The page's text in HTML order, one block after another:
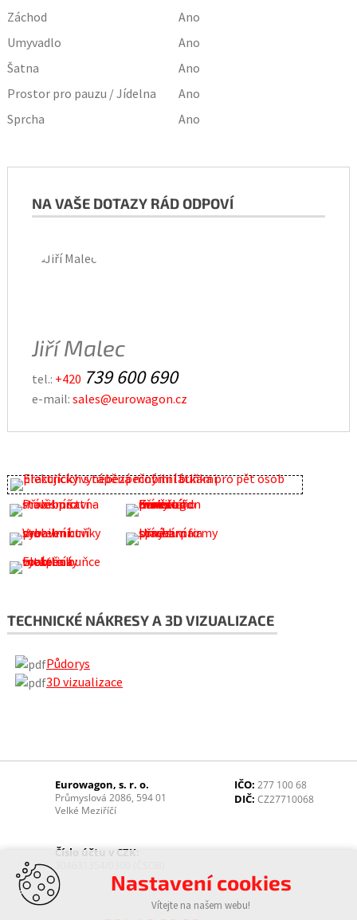
Záchod
Ano
Umyvadlo
Ano
Šatna
Ano
Prostor pro pauzu / Jídelna
Ano
Sprcha
Ano
NA VAŠE DOTAZY RÁD ODPOVÍ
Jiří Malec
tel.: +420 739 600 690
e-mail: sales@eurowagon.cz
TECHNICKÉ NÁKRESY A 3D VIZUALIZACE
Půdorys
3D vizualizace
Eurowagon, s. r. o.
Průmyslová 2086, 594 01
Velké Meziříčí
IČO: 277 100 68
DIČ: CZ27710068
Číslo účtu v CZK:
Nastavení cookies
Vítejte na našem webu!